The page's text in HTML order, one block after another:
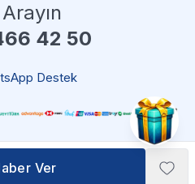
Ver
Ver
42 50
Destek
Saklıdır | Reliefers Digital